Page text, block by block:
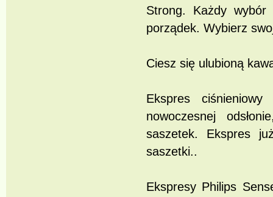
Strong. Każdy
porządek. Wybierz
Ciesz się ulubioną
Ekspres
nowoczesnej
saszetek. Ekspres
saszetki..
Ekspresy Philips